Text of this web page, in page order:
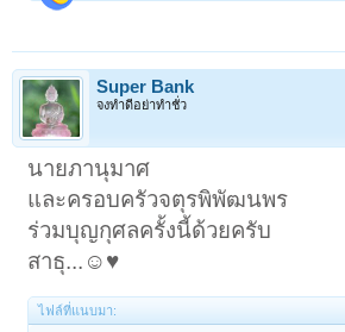
Super Bank
จงทำดีอย่าทำชั่ว
นายภานุมาศ
และครอบครัวจตุรพิพัฒนพร
ร่วมบุญกุศลครั้งนี้ด้วยครับ
สาธุ...☺️♥️
ไฟล์ที่แนบมา: